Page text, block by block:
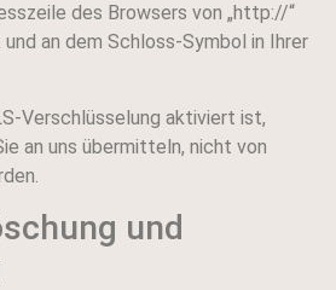
des Browsers von „http://“
an dem Schloss-Symbol in Ihrer
Verschlüsselung aktiviert ist,
an uns übermitteln, nicht von
und